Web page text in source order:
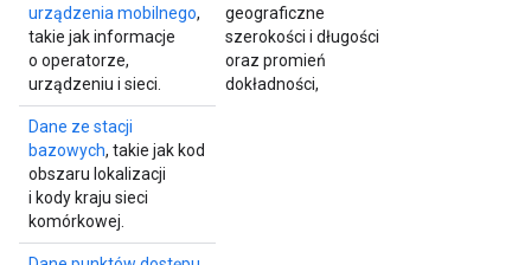
urządzenia mobilnego,
takie jak informacje
o operatorze,
urządzeniu i sieci.
geograficzne
szerokości i długości
oraz promień
dokładności,
Dane ze stacji
bazowych, takie jak kod
obszaru lokalizacji
i kody kraju sieci
komórkowej.